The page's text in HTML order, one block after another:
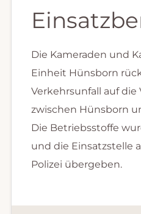
Die Kameraden und
Einheit Hünsborn
Verkehrsunfall auf
zwischen Hünsborn
Die Betriebsstoffe
und die Einsatzstelle
Polizei übergeben.